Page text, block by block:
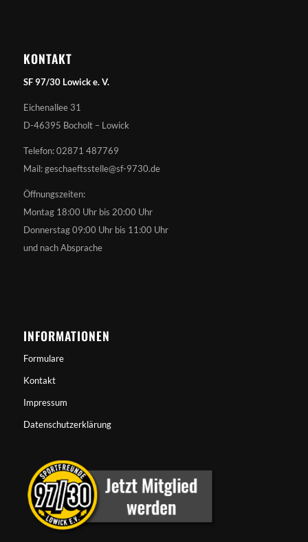
KONTAKT
SF 97/30 Lowick e. V.
Eichenallee 31
D-46395 Bocholt – Lowick
Telefon: 02871 487769
Mail: geschaeftsstelle@sf-9730.de
Öffnungszeiten:
Montag 18:00 Uhr bis 20:00 Uhr
Donnerstag 09:00 Uhr bis 11:00 Uhr
und nach Absprache
INFORMATIONEN
Formulare
Kontakt
Impressum
Datenschutzerklärung